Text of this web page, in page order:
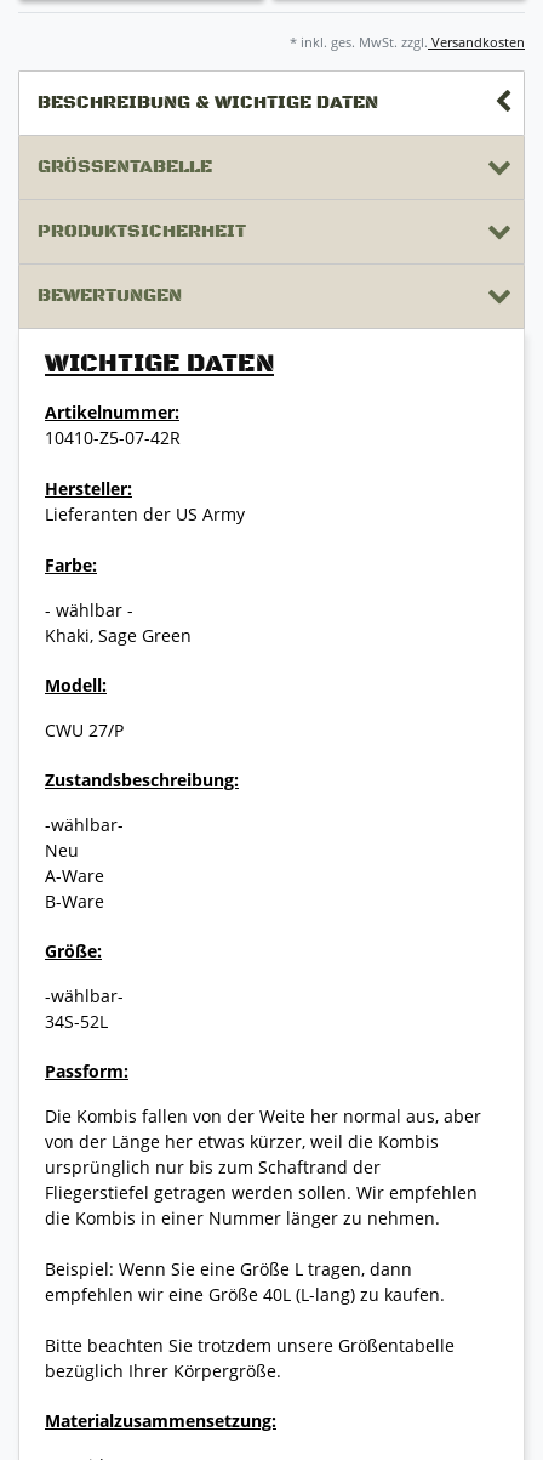
* inkl. ges. MwSt. zzgl. Versandkosten
BESCHREIBUNG & WICHTIGE DATEN
GRÖSSENTABELLE
PRODUKTSICHERHEIT
BEWERTUNGEN
WICHTIGE DATEN
Artikelnummer:
10410-Z5-07-42R
Hersteller:
Lieferanten der US Army
Farbe:
- wählbar -
Khaki, Sage Green
Modell:
CWU 27/P
Zustandsbeschreibung:
-wählbar-
Neu
A-Ware
B-Ware
Größe:
-wählbar-
34S-52L
Passform:
Die Kombis fallen von der Weite her normal aus, aber
von der Länge her etwas kürzer, weil die Kombis
ursprünglich nur bis zum Schaftrand der
Fliegerstiefel getragen werden sollen. Wir empfehlen
die Kombis in einer Nummer länger zu nehmen.
Beispiel: Wenn Sie eine Größe L tragen, dann
empfehlen wir eine Größe 40L (L-lang) zu kaufen.
Bitte beachten Sie trotzdem unsere Größentabelle
bezüglich Ihrer Körpergröße.
Materialzusammensetzung: